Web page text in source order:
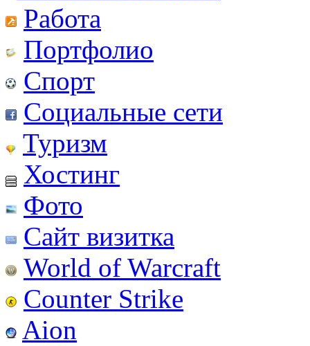
Работа
Портфолио
Спорт
Социальные сети
Туризм
Хостинг
Фото
Сайт визитка
World of Warcraft
Counter Strike
Aion